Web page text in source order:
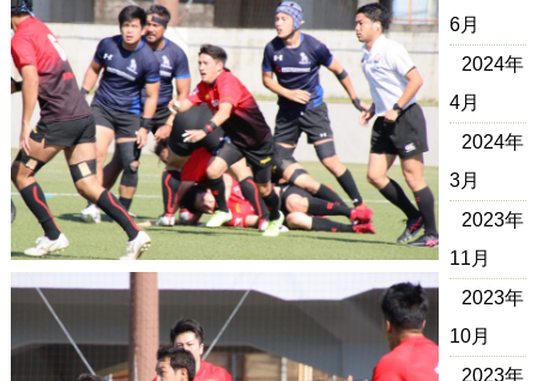
6月
2024年
4月
2024年
3月
2023年
11月
2023年
10月
2023年